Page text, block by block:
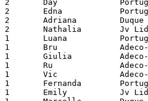
2    	Day            	Portuguesa-SP
2    	Edna           	Portuguesa-SP
2    	Adriana        	Duque de Caxias-RJ
2    	Nathalia       	Jv Lideral-MA
1    	Luana          	Portuguesa-SP
1    	Bru            	Adeco-SP
1    	Giulia         	Adeco-SP
1    	Ru             	Adeco-SP
1    	Vic            	Adeco-SP
1    	Fernanda       	Portuguesa-SP
1    	Emily          	Jv Lideral-MA